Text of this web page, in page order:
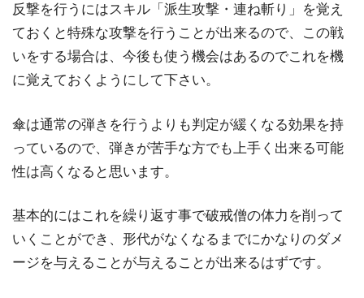
反撃を行うにはスキル「派生攻撃・連ね斬り」を覚え
ておくと特殊な攻撃を行うことが出来るので、この戦
いをする場合は、今後も使う機会はあるのでこれを機
に覚えておくようにして下さい。
傘は通常の弾きを行うよりも判定が緩くなる効果を持
っているので、弾きが苦手な方でも上手く出来る可能
性は高くなると思います。
基本的にはこれを繰り返す事で破戒僧の体力を削って
いくことができ、形代がなくなるまでにかなりのダメ
ージを与えることが与えることが出来るはずです。